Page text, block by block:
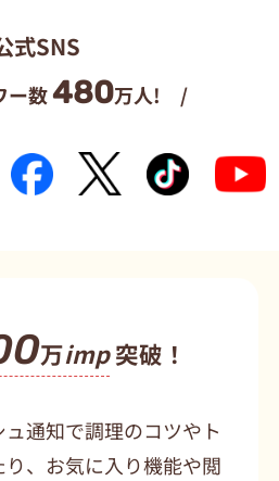
式SNS
数480万人! /
万imp突破！
通知で調理のコツやト
り、お気に入り機能や閲